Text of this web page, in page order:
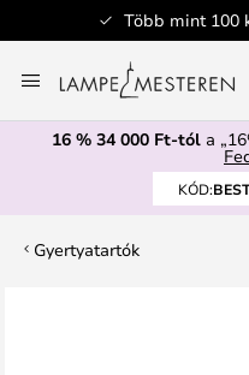
Több mint 100
a
tartalomhoz
16 % 34 000 Ft-tóla
KÓD:
Gyertyatartók